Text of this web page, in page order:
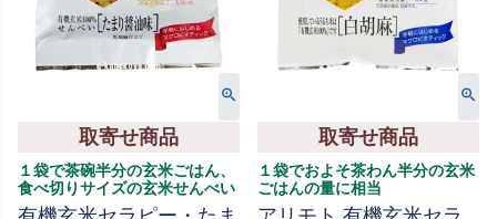
取寄せ商品
１袋で茶碗半分の玄米ごはん、
食べ切りサイズの玄米せんべい
取寄せ商品
１袋でおよそ茶わん半分の玄米
ごはんの量に相当